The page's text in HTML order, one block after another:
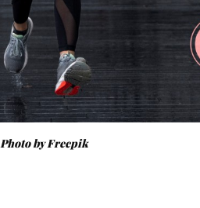
Photo by Freepik